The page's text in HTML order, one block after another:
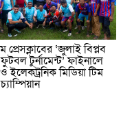
প্রেসক্লাবের ‘জুলাই বিপ্লব
টুর্নামেন্ট’ ফাইনালে
ও ইলেকট্রনিক মিডিয়া টিম